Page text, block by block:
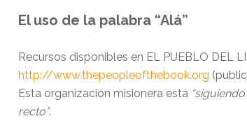
El uso de la palabra “Alá”
Recursos disponibles en EL PUEBLO DEL
http://www.thepeopleofthebook.org
Esta organización misionera está
recto”.